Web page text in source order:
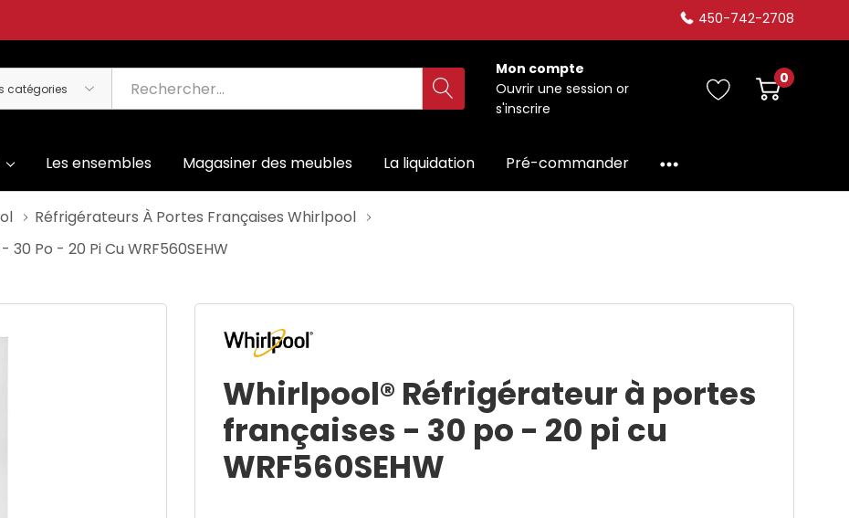
450-742-2708
Mon compte
Ouvrir une session or
s'inscrire
0
Les ensembles Magasiner des meubles La liquidation Pré-commander
Réfrigérateurs À Portes Françaises Whirlpool
Po - 20 Pi Cu WRF560SEHW
Whirlpool® Réfrigérateur à portes
françaises - 30 po - 20 pi cu
WRF560SEHW